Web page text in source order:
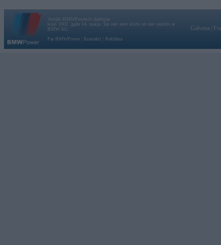
Vortāls BMWPower.lv darbojas
kopš 2002. gada 14. maija. Tas nav auto klubs un nav saistīts ar
BMW AG.
Par BMWPower
Kontakti Reklāma
Galvena